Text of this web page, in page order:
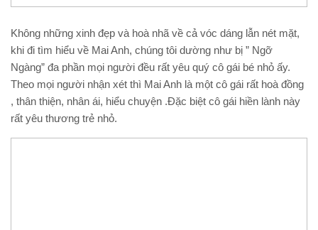
Không những xinh đẹp và hoà nhã về cả vóc dáng lẫn nét mặt,
khi đi tìm hiểu về Mai Anh, chúng tôi dường như bị ” Ngỡ
Ngàng” đa phần mọi người đều rất yêu quý cô gái bé nhỏ ấy.
Theo mọi người nhận xét thì Mai Anh là một cô gái rất hoà đồng
, thân thiện, nhân ái, hiểu chuyện .Đặc biệt cô gái hiền lành này
rất yêu thương trẻ nhỏ.